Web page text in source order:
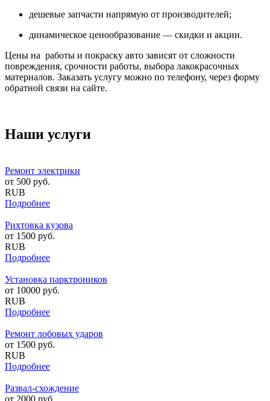
дешевые запчасти напрямую от производителей;
динамическое ценообразование — скидки и акции.
Цены на работы и покраску авто зависят от сложности
повреждения, срочности работы, выбора лакокрасочных
материалов. Заказать услугу можно по телефону, через форму
обратной связи на сайте.
Наши услуги
Ремонт электрики
от 500 руб.
RUB
Подробнее
Рихтовка кузова
от 1500 руб.
RUB
Подробнее
Установка парктроников
от 10000 руб.
RUB
Подробнее
Ремонт лобовых ударов
от 1500 руб.
RUB
Подробнее
Развал-схождение